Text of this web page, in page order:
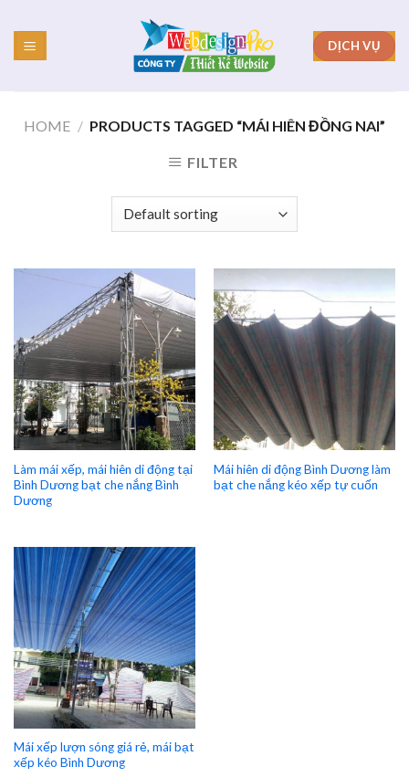
content
DỊCH VỤ
HOME / PRODUCTS TAGGED “MÁI HIÊN ĐỒNG NAI”
FILTER
Làm mái xếp, mái hiên di động tại
Bình Dương bạt che nắng Bình
Dương
Mái hiên di động Bình Dương làm
bạt che nắng kéo xếp tự cuốn
Mái xếp lượn sóng giá rẻ, mái bạt
xếp kéo Bình Dương